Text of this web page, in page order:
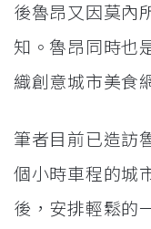
後魯昂又因莫內
知。魯昂同時也
織創意城市美食
筆者目前已造訪
個小時車程的城
後，安排輕鬆的